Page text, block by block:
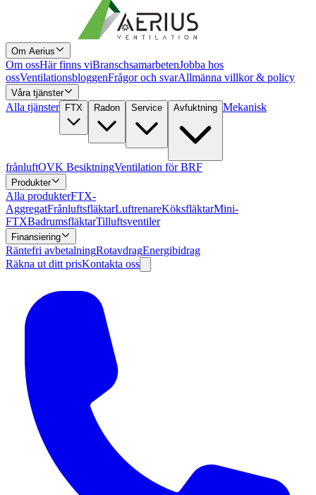
Om Aerius
Om ossHär finns viBranschsamarbetenJobba hos
ossVentilationsbloggenFrågor och svarAllmänna villkor & policy
Våra tjänster
Alla tjänster FTX Radon Service Avfuktning Mekanisk
frånluftOVK BesiktningVentilation för BRF
Produkter
Alla produkterFTX-
AggregatFrånluftsfläktarLuftrenareKöksfläktarMini-
FTXBadrumsfläktarTilluftsventiler
Finansiering
Räntefri avbetalningRotavdragEnergibidrag
Räkna ut ditt prisKontakta oss